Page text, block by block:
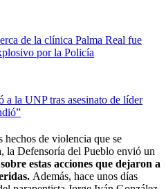
de la clínica Palma Real fue
por la Policía
a la UNP tras asesinato de líder
hechos de violencia que se
la Defensoría del Pueblo envió un
estas acciones que dejaron a
Además, hace unos días